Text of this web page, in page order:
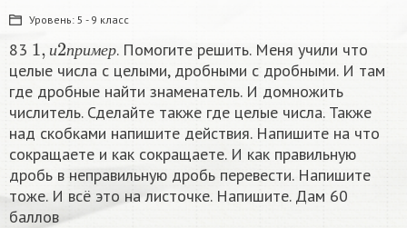
Уровень: 5 - 9 класс
83 и пр имер
1 2
. Помогите решить. Меня учили что
целые числа с целыми, дробными с дробными. И там
где дробные найти знаменатель. И домножить
числитель. Сделайте также где целые числа. Также
над скобками напишите действия. Напишите на что
сокращаете и как сокращаете. И как правильную
дробь в неправильную дробь перевести. Напишите
тоже. И всё это на листочке. Напишите. Дам 60
баллов